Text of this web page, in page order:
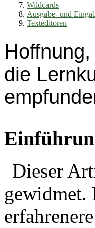
Wildcards
Ausgabe- und
Texteditoren
die
Dieser
gewidmet.